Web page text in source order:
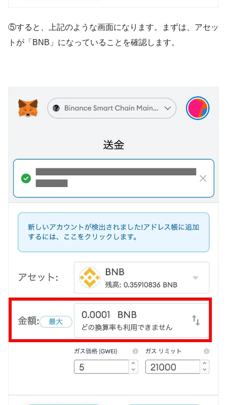
⑤すると、上記のような画面になります。まずは、アセッ
トが「BNB」になっていることを確認します。